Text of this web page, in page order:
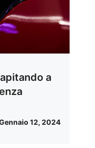
a
12, 2024